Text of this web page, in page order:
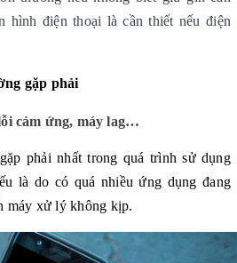
hình điện thoại là cần thiết nếu điện
gặp phải
cảm ứng, máy lag…
phải nhất trong quá trình sử dụng
là do có quá nhiều ứng dụng đang
máy xử lý không kịp.